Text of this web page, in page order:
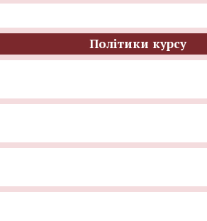
Політики курсу